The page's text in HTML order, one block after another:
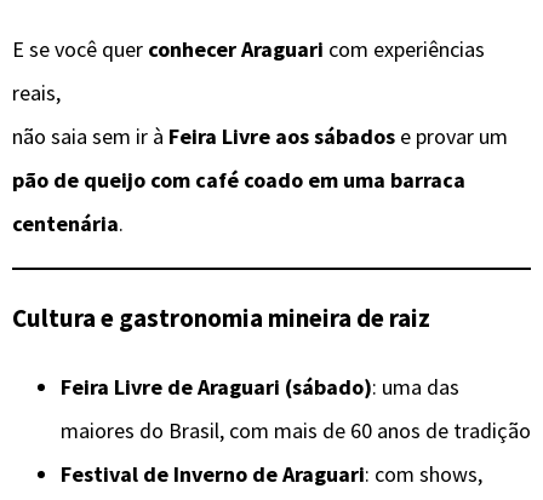
E se você quer conhecer Araguari com experiências
reais,
não saia sem ir à Feira Livre aos sábados e provar um
pão de queijo com café coado em uma barraca
centenária.
Cultura e gastronomia mineira de raiz
Feira Livre de Araguari (sábado): uma das
maiores do Brasil, com mais de 60 anos de tradição
Festival de Inverno de Araguari: com shows,